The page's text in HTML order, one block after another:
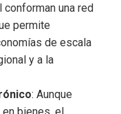
conforman una red
permite
de escala
y a la
: Aunque